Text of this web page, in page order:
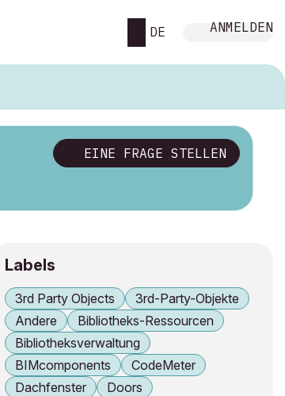
DE ANMELDEN
EINE FRAGE STELLEN
Labels
3rd Party Objects
3rd-Party-Objekte
Andere
Bibliotheks-Ressourcen
Bibliotheksverwaltung
BIMcomponents
CodeMeter
Dachfenster
Doors